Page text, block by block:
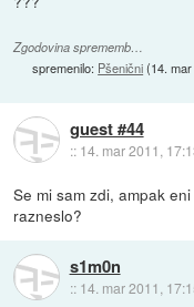
Zgodovina sprememb…
spremenilo: Pšenični(14.
guest #44
:: 14. mar 2011,
Se mi sam zdi, ampak
razneslo?
s1m0n
:: 14. mar 2011,